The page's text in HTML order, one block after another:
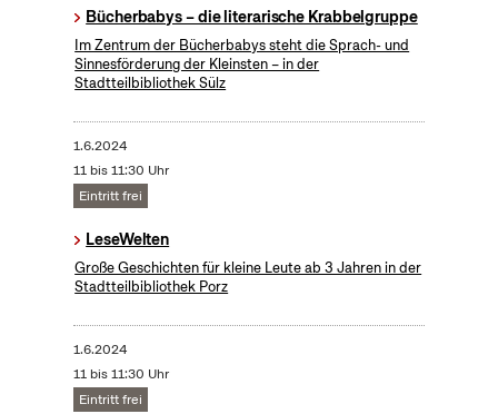
Bücherbabys – die literarische Krabbelgruppe
Im Zentrum der Bücherbabys steht die Sprach- und
Sinnesförderung der Kleinsten – in der
Stadtteilbibliothek Sülz
1.6.2024
11 bis 11:30 Uhr
Eintritt frei
LeseWelten
Große Geschichten für kleine Leute ab 3 Jahren in der
Stadtteilbibliothek Porz
1.6.2024
11 bis 11:30 Uhr
Eintritt frei